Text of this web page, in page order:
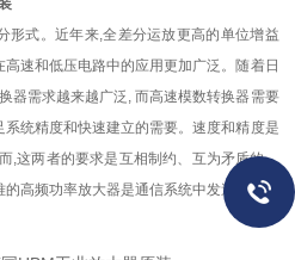
形式。近年来,全差分运放更高的单位增益
速和低压电路中的应用更加广泛。随着日
器需求越来越广泛, 而高速模数转换器需要
统精度和快速建立的需要。速度和精度是
,这两者的要求是互相制约、互为矛盾的。
高频功率放大器是通信系统中发送装置的